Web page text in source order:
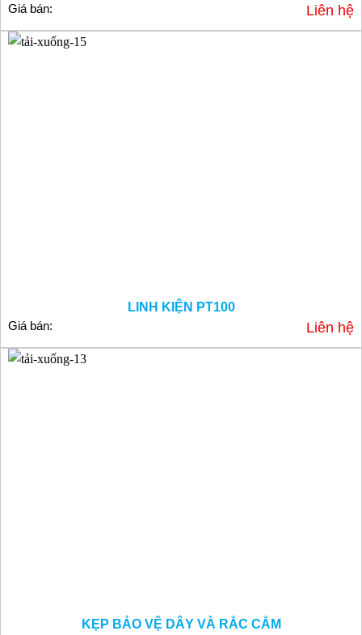
Giá bán:
Liên hệ
LINH KIỆN PT100
Giá bán:
Liên hệ
KẸP BẢO VỆ DÂY VÀ RẮC CẮM